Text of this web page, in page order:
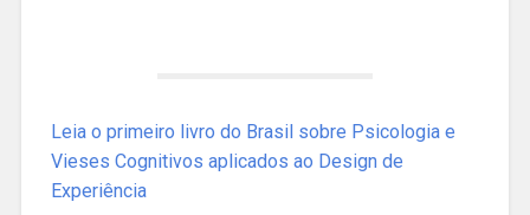
Leia o primeiro livro do Brasil sobre Psicologia e
Vieses Cognitivos aplicados ao Design de
Experiência